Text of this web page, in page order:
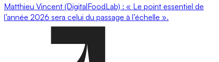
Matthieu Vincent (DigitalFoodLab) : « Le point essentiel de
l’année 2026 sera celui du passage à l’échelle ».